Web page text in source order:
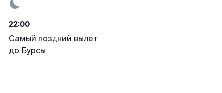
22:00
Самый поздний вылет
до Бурсы